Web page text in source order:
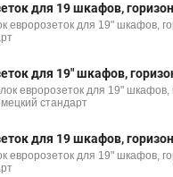
для 19 шкафов,
евророзеток для 19" шкафов,
для 19" шкафов,
евророзеток для 19"
стандарт
для 19 шкафов,
евророзеток для 19" шкафов,